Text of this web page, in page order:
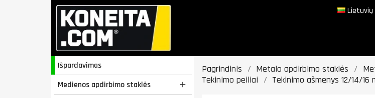
Lietuvių
Išpardavimas
Medienos apdirbimo staklės

Pagrindinis Metalo apdirbimo staklės
Tekinimo peiliai
Tekinimo ašmenys 12/14/16